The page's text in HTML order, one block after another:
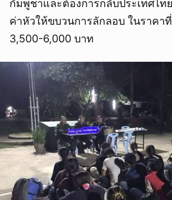
กัมพูชาและต้องการกลับประเทศไท
ค่าหัวให้ขบวนการลักลอบ ในราคา
3,500-6,000 บาท